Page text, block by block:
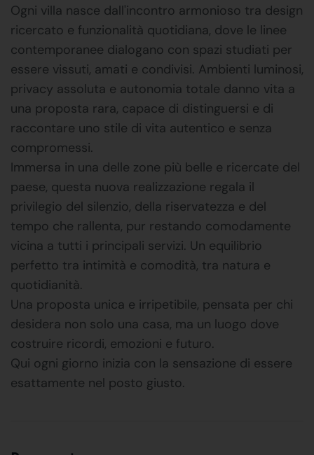
Ogni villa nasce dall'incontro armonioso tra design
ricercato e funzionalità quotidiana, dove le linee
contemporanee dialogano con spazi studiati per
essere vissuti, amati e condivisi. Ambienti luminosi,
privacy assoluta e autonomia totale danno vita a
una proposta rara, capace di distinguersi e di
raccontare uno stile di vita autentico e senza
compromessi.
Immersa in una delle zone più belle e ricercate del
paese, questa nuova realizzazione regala il
privilegio del silenzio, della riservatezza e del
tempo che rallenta, pur restando comodamente
vicina a tutti i principali servizi. Un equilibrio
perfetto tra intimità e comodità, tra natura e
quotidianità.
Una proposta unica e irripetibile, pensata per chi
desidera non solo una casa, ma un luogo dove
costruire ricordi, emozioni e futuro.
Qui ogni giorno inizia con la sensazione di essere
esattamente nel posto giusto.